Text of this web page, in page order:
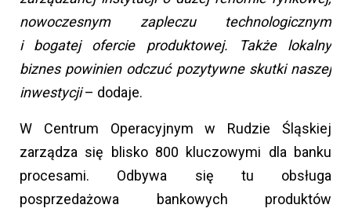
nowoczesnym zapleczu technologicznym
i bogatej ofercie produktowej. Także lokalny
biznes powinien odczuć pozytywne skutki naszej
inwestycji– dodaje.
W Centrum Operacyjnym w Rudzie Śląskiej
zarządza się blisko 800 kluczowymi dla banku
procesami. Odbywa się tu obsługa
posprzedażowa bankowych produktów